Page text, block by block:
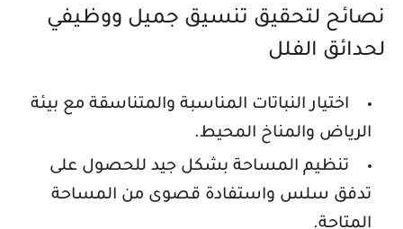
نصائح لتحقيق تنسيق جميل ووظيفي
لحدائق الفلل
اختيار النباتات المناسبة والمتناسقة مع بيئة
الرياض والمناخ المحيط.
تنظيم المساحة بشكل جيد للحصول على
تدفق سلس واستفادة قصوى من المساحة
المتاحة.